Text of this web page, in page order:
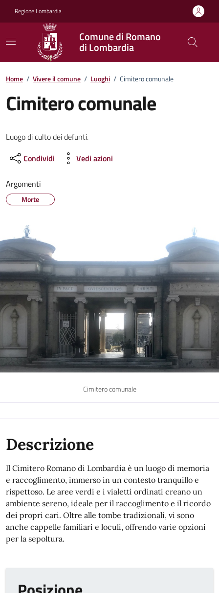
Regione Lombardia
Comune di Romano
di Lombardia
Home / Vivere il comune / Luoghi / Cimitero comunale
Cimitero comunale
Luogo di culto dei defunti.
Condividi
Vedi azioni
Argomenti
Morte
Cimitero comunale
Descrizione
Il Cimitero Romano di Lombardia è un luogo di memoria
e raccoglimento, immerso in un contesto tranquillo e
rispettoso. Le aree verdi e i vialetti ordinati creano un
ambiente sereno, ideale per il raccoglimento e il ricordo
dei propri cari. Oltre alle tombe tradizionali, vi sono
anche cappelle familiari e loculi, offrendo varie opzioni
per la sepoltura.